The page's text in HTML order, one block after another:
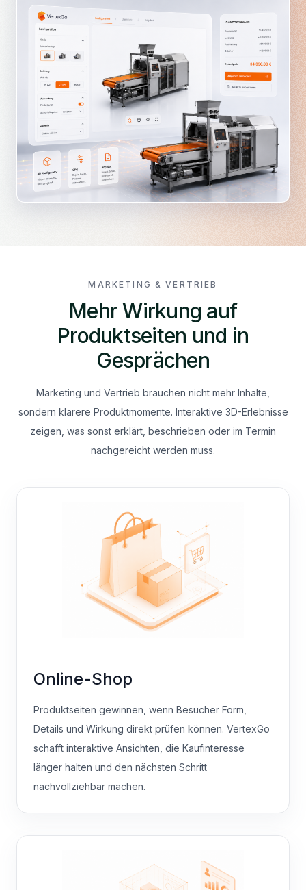
MARKETING & VERTRIEB
Mehr Wirkung auf
Produktseiten und in
Gesprächen
Marketing und Vertrieb brauchen nicht mehr Inhalte,
sondern klarere Produktmomente. Interaktive 3D-Erlebnisse
zeigen, was sonst erklärt, beschrieben oder im Termin
nachgereicht werden muss.
Online-Shop
Produktseiten gewinnen, wenn Besucher Form,
Details und Wirkung direkt prüfen können. VertexGo
schafft interaktive Ansichten, die Kaufinteresse
länger halten und den nächsten Schritt
nachvollziehbar machen.